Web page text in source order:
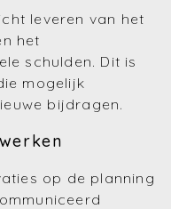
leveren van het
het
schulden. Dit is
mogelijk
bijdragen.
op de planning